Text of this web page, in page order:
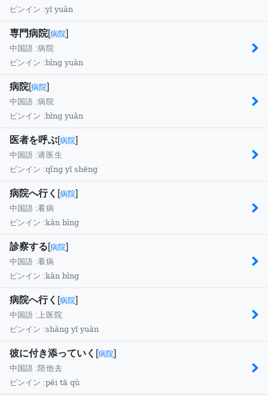
ピンイン :yī yuàn
専門病院[病院]
中国語 :病院
ピンイン :bìng yuàn
病院[病院]
中国語 :病院
ピンイン :bìng yuàn
医者を呼ぶ[病院]
中国語 :请医生
ピンイン :qǐng yī shēng
病院へ行く [病院]
中国語 :看病
ピンイン :kàn bìng
診察する[病院]
中国語 :看病
ピンイン :kàn bìng
病院へ行く [病院]
中国語 :上医院
ピンイン :shàng yī yuàn
彼に付き添っていく [病院]
中国語 : 陪他去
ピンイン :péi tā qù